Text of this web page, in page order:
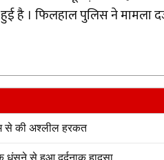
है । फिलहाल पुलिस ने मामला
से की अश्लील हरकत
धंसने से हुआ दर्दनाक हादसा